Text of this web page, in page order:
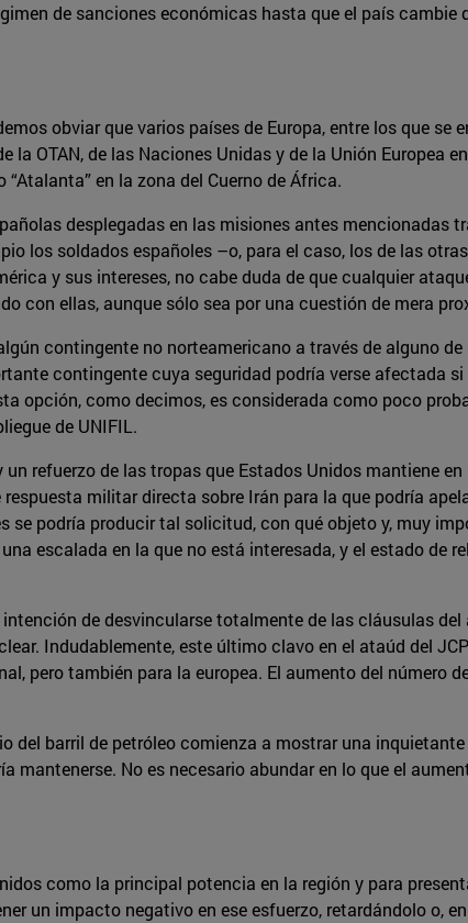
de sanciones económicas hasta que el país cambie
obviar que varios países de Europa, entre los que
OTAN, de las Naciones Unidas y de la Unión Europea
en la zona del Cuerno de África.
desplegadas en las misiones antes mencionadas
los soldados españoles –o, para el caso, los de las
y sus intereses, no cabe duda de que cualquier
con ellas, aunque sólo sea por una cuestión de mera
contingente no norteamericano a través de alguno de
contingente cuya seguridad podría verse afectada
opción, como decimos, es considerada como poco
de UNIFIL.
refuerzo de las tropas que Estados Unidos mantiene
militar directa sobre Irán para la que podría
podría producir tal solicitud, con qué objeto y, muy
escalada en la que no está interesada, y el estado de
de desvincularse totalmente de las cláusulas
Indudablemente, este último clavo en el ataúd del
pero también para la europea. El aumento del número
del barril de petróleo comienza a mostrar una
mantenerse. No es necesario abundar en lo que el
como la principal potencia en la región y para
un impacto negativo en ese esfuerzo, retardándolo o,